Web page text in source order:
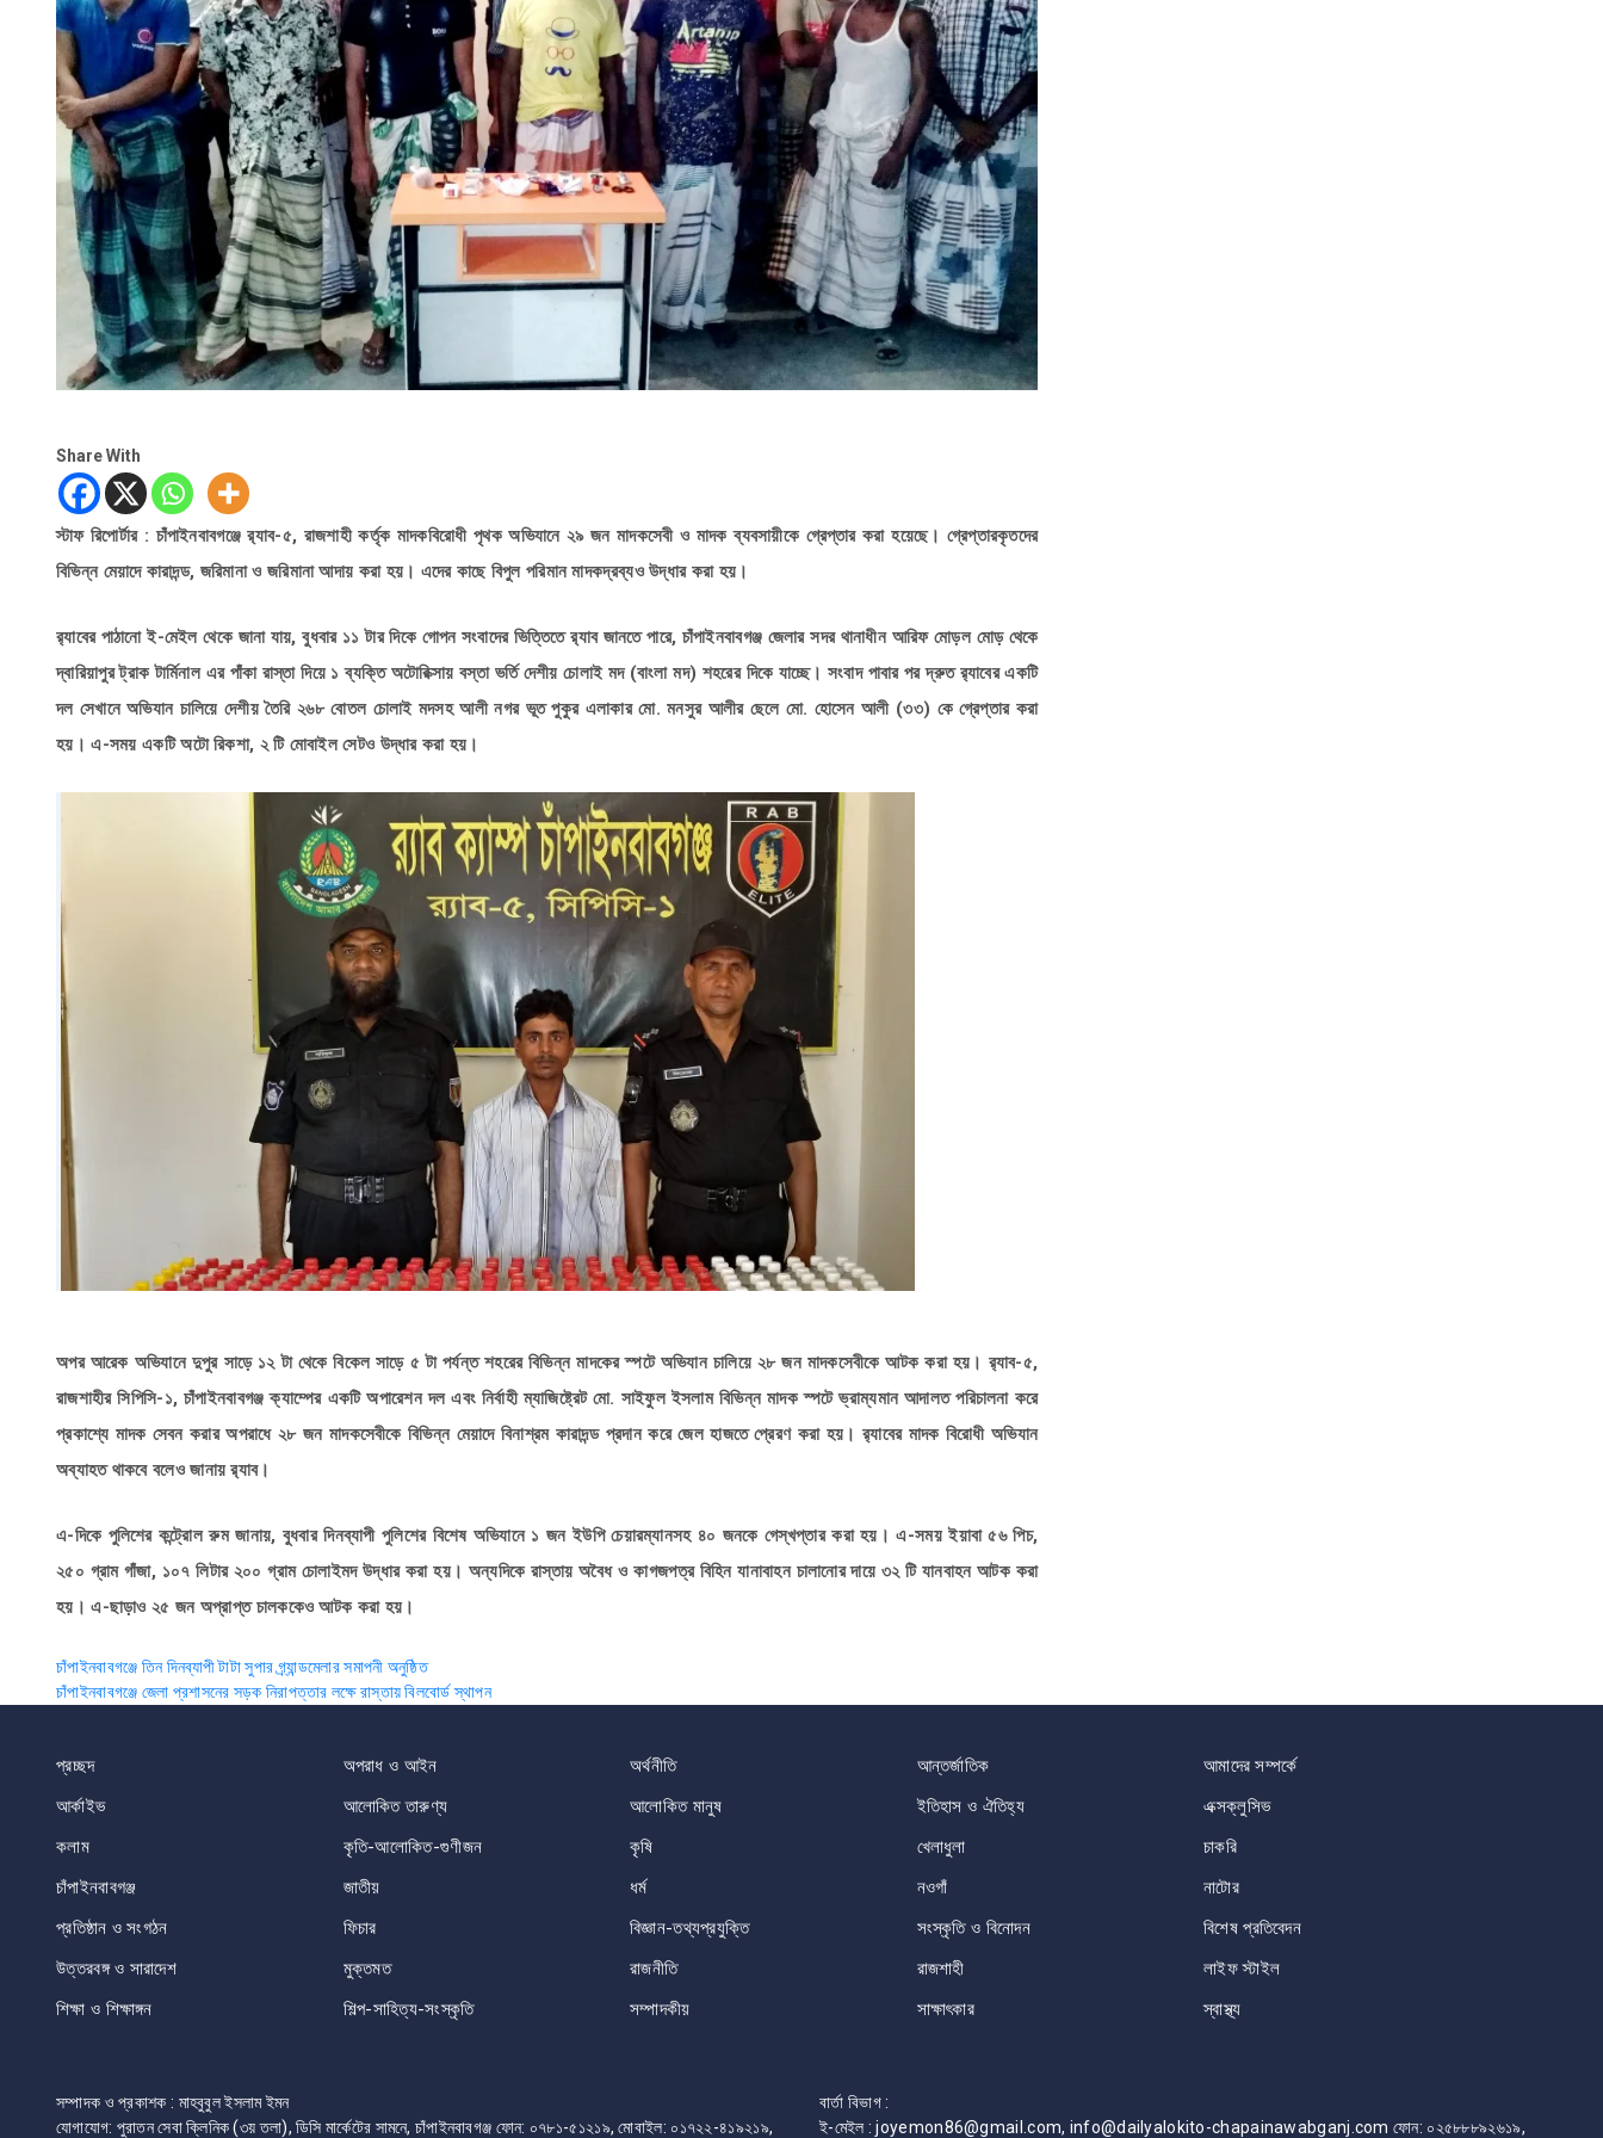
Share With
স্টাফ রিপোর্টার : চাঁপাইনবাবগঞ্জে র‌্যাব-৫, রাজশাহী কর্তৃক মাদকবিরোধী পৃথক অভিযানে ২৯ জন মাদকসেবী ও মাদক ব্যবসায়ীকে গ্রেপ্তার করা হয়েছে। গ্রেপ্তারকৃতদের
বিভিন্ন মেয়াদে কারাদন্ড, জরিমানা ও জরিমানা আদায় করা হয়। এদের কাছে বিপুল পরিমান মাদকদ্রব্যও উদ্ধার করা হয়।
র‌্যাবের পাঠানো ই-মেইল থেকে জানা যায়, বুধবার ১১ টার দিকে গোপন সংবাদের ভিত্তিতে র‌্যাব জানতে পারে, চাঁপাইনবাবগঞ্জ জেলার সদর থানাধীন আরিফ মোড়ল মোড় থেকে
দ্বারিয়াপুর ট্রাক টার্মিনাল এর পাঁকা রাস্তা দিয়ে ১ ব্যক্তি অটোরিক্সায় বস্তা ভর্তি দেশীয় চোলাই মদ (বাংলা মদ) শহরের দিকে যাচ্ছে। সংবাদ পাবার পর দ্রুত র‌্যাবের একটি
দল সেখানে অভিযান চালিয়ে দেশীয় তৈরি ২৬৮ বোতল চোলাই মদসহ আলী নগর ভূত পুকুর এলাকার মো. মনসুর আলীর ছেলে মো. হোসেন আলী (৩৩) কে গ্রেপ্তার করা
হয়। এ-সময় একটি অটো রিকশা, ২ টি মোবাইল সেটও উদ্ধার করা হয়।
অপর আরেক অভিযানে দুপুর সাড়ে ১২ টা থেকে বিকেল সাড়ে ৫ টা পর্যন্ত শহরের বিভিন্ন মাদকের স্পটে অভিযান চালিয়ে ২৮ জন মাদকসেবীকে আটক করা হয়। র‌্যাব-৫,
রাজশাহীর সিপিসি-১, চাঁপাইনবাবগঞ্জ ক্যাম্পের একটি অপারেশন দল এবং নির্বাহী ম্যাজিষ্ট্রেট মো. সাইফুল ইসলাম বিভিন্ন মাদক স্পটে ভ্রাম্যমান আদালত পরিচালনা করে
প্রকাশ্যে মাদক সেবন করার অপরাধে ২৮ জন মাদকসেবীকে বিভিন্ন মেয়াদে বিনাশ্রম কারাদন্ড প্রদান করে জেল হাজতে প্রেরণ করা হয়। র‌্যাবের মাদক বিরোধী অভিযান
অব্যাহত থাকবে বলেও জানায় র‌্যাব।
এ-দিকে পুলিশের কন্ট্রোল রুম জানায়, বুধবার দিনব্যাপী পুলিশের বিশেষ অভিযানে ১ জন ইউপি চেয়ারম্যানসহ ৪০ জনকে গেস্খপ্তার করা হয়। এ-সময় ইয়াবা ৫৬ পিচ,
২৫০ গ্রাম গাঁজা, ১০৭ লিটার ২০০ গ্রাম চোলাইমদ উদ্ধার করা হয়। অন্যদিকে রাস্তায় অবৈধ ও কাগজপত্র বিহিন যানাবাহন চালানোর দায়ে ৩২ টি যানবাহন আটক করা
হয়। এ-ছাড়াও ২৫ জন অপ্রাপ্ত চালককেও আটক করা হয়।
Post
navigation
চাঁপাইনবাবগঞ্জে তিন দিনব্যাপী টাটা সুপার গ্র্যান্ডমেলার সমাপনী অনুষ্ঠিত
চাঁপাইনবাবগঞ্জে জেলা প্রশাসনের সড়ক নিরাপত্তার লক্ষে রাস্তায় বিলবোর্ড স্থাপন
প্রচ্ছদ অপরাধ ও আইন অর্থনীতি আন্তর্জাতিক
আমাদের সম্পর্কে
আর্কাইভ
আলোকিত তারুণ্য আলোকিত মানুষ ইতিহাস ও ঐতিহ্য
এক্সক্লুসিভ
কলাম
কৃতি-আলোকিত-গুণীজন কৃষি খেলাধুলা
চাকরি
চাঁপাইনবাবগঞ্জ
জাতীয় ধর্ম নওগাঁ
নাটোর
প্রতিষ্ঠান ও সংগঠন
ফিচার বিজ্ঞান-তথ্যপ্রযুক্তি সংস্কৃতি ও বিনোদন
বিশেষ প্রতিবেদন
উত্তরবঙ্গ ও সারাদেশ
মুক্তমত রাজনীতি রাজশাহী
লাইফ স্টাইল
শিক্ষা ও শিক্ষাঙ্গন
শিল্প-সাহিত্য-সংস্কৃতি সম্পাদকীয় সাক্ষাৎকার স্বাস্থ্য
সম্পাদক ও প্রকাশক : মাহবুবুল ইসলাম ইমন
যোগাযোগ: পুরাতন সেবা ক্লিনিক (৩য় তলা), ডিসি মার্কেটের সামনে, চাঁপাইনবাবগঞ্জ ফোন: ০৭৮১-৫১২১৯, মোবাইল: ০১৭২২-৪১৯২১৯,
বার্তা বিভাগ :
ই-মেইল : joyemon86@gmail.com, info@dailyalokito-chapainawabganj.com ফোন: ০২৫৮৮৮৯২৬১৯,